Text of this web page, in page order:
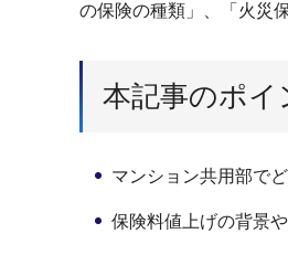
の保険の種類」、「火災
本記事のポイ
マンション共用部で
保険料値上げの背景